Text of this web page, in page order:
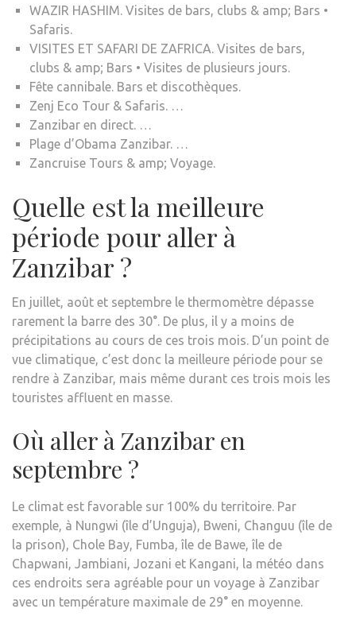
WAZIR HASHIM. Visites de bars, clubs & amp; Bars •
Safaris.
VISITES ET SAFARI DE ZAFRICA. Visites de bars,
clubs & amp; Bars • Visites de plusieurs jours.
Fête cannibale. Bars et discothèques.
Zenj Eco Tour & Safaris. …
Zanzibar en direct. …
Plage d’Obama Zanzibar. …
Zancruise Tours & amp; Voyage.
Quelle est la meilleure
période pour aller à
Zanzibar ?
En juillet, août et septembre le thermomètre dépasse
rarement la barre des 30°. De plus, il y a moins de
précipitations au cours de ces trois mois. D’un point de
vue climatique, c’est donc la meilleure période pour se
rendre à Zanzibar, mais même durant ces trois mois les
touristes affluent en masse.
Où aller à Zanzibar en
septembre ?
Le climat est favorable sur 100% du territoire. Par
exemple, à Nungwi (île d’Unguja), Bweni, Changuu (île de
la prison), Chole Bay, Fumba, île de Bawe, île de
Chapwani, Jambiani, Jozani et Kangani, la météo dans
ces endroits sera agréable pour un voyage à Zanzibar
avec un température maximale de 29° en moyenne.